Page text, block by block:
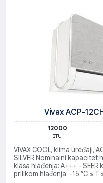
Vivax ACP-
12000
BTU
VIVAX COOL, klima uređaji,
SILVER Nominalni kapacitet
klasa hlađenja: A+++ -
prilikom hlađenja: -15 °C ≤